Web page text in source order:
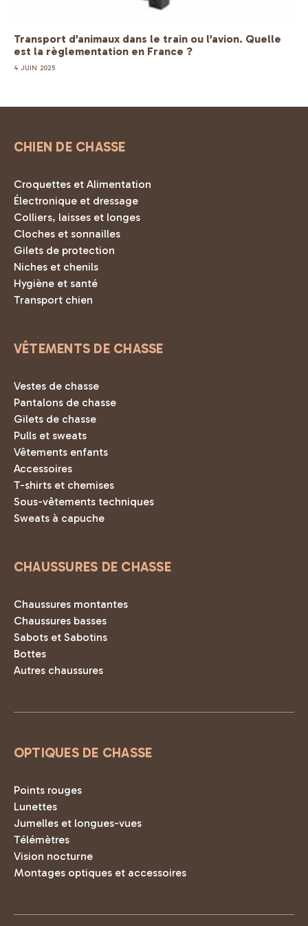
Transport d’animaux dans le train ou l’avion. Quelle
est la règlementation en France ?
4 JUIN 2025
CHIEN DE CHASSE
Croquettes et Alimentation
Électronique et dressage
Colliers, laisses et longes
Cloches et sonnailles
Gilets de protection
Niches et chenils
Hygiène et santé
Transport chien
VÊTEMENTS DE CHASSE
Vestes de chasse
Pantalons de chasse
Gilets de chasse
Pulls et sweats
Vêtements enfants
Accessoires
T-shirts et chemises
Sous-vêtements techniques
Sweats à capuche
CHAUSSURES DE CHASSE
Chaussures montantes
Chaussures basses
Sabots et Sabotins
Bottes
Autres chaussures
OPTIQUES DE CHASSE
Points rouges
Lunettes
Jumelles et longues-vues
Télémètres
Vision nocturne
Montages optiques et accessoires